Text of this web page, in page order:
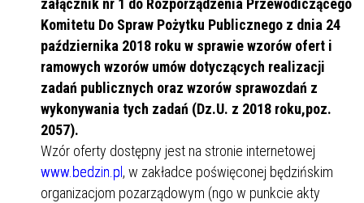
załącznik nr 1 do Rozporządzenia Przewodiczącego
Komitetu Do Spraw Pożytku Publicznego z dnia 24
października 2018 roku w sprawie wzorów ofert i
ramowych wzorów umów dotyczących realizacji
zadań publicznych oraz wzorów sprawozdań z
wykonywania tych zadań (Dz.U. z 2018 roku,poz.
2057).
Wzór oferty dostępny jest na stronie internetowej
www.bedzin.pl , w zakładce poświęconej będzińskim
organizacjom pozarządowym (ngo w punkcie akty